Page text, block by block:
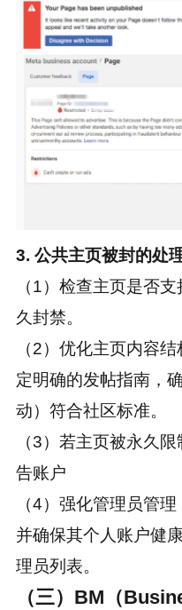
3. 公共主页被封的处
（1）检查主页是否
久封禁。
（2）优化主页内容
定明确的发帖指南，
动）符合社区标准。
（3）若主页被永久
告账户
（4）强化管理员管
并确保其个人账户健
理员列表。
（三）BM（